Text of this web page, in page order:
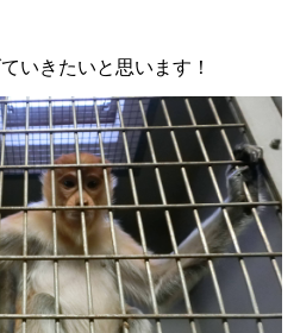
いきたいと思います！